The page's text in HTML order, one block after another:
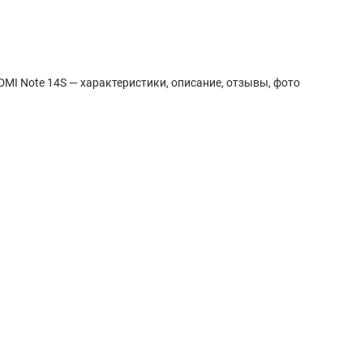
Note 14S — характеристики, описание, отзывы, фото